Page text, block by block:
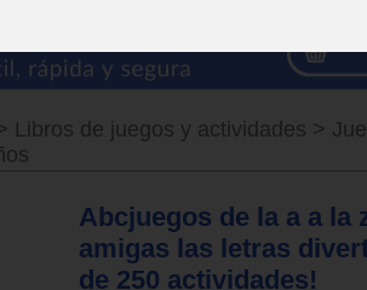
Libros de juegos y actividades >
Abcjuegos de la a a la
amigas las letras
de 250 actividades!